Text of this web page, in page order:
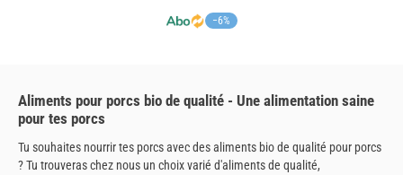
−6%
Aliments pour porcs bio de qualité - Une alimentation saine
pour tes porcs
Tu souhaites nourrir tes porcs avec des aliments bio de qualité pour porcs
? Tu trouveras chez nous un choix varié d'aliments de qualité,